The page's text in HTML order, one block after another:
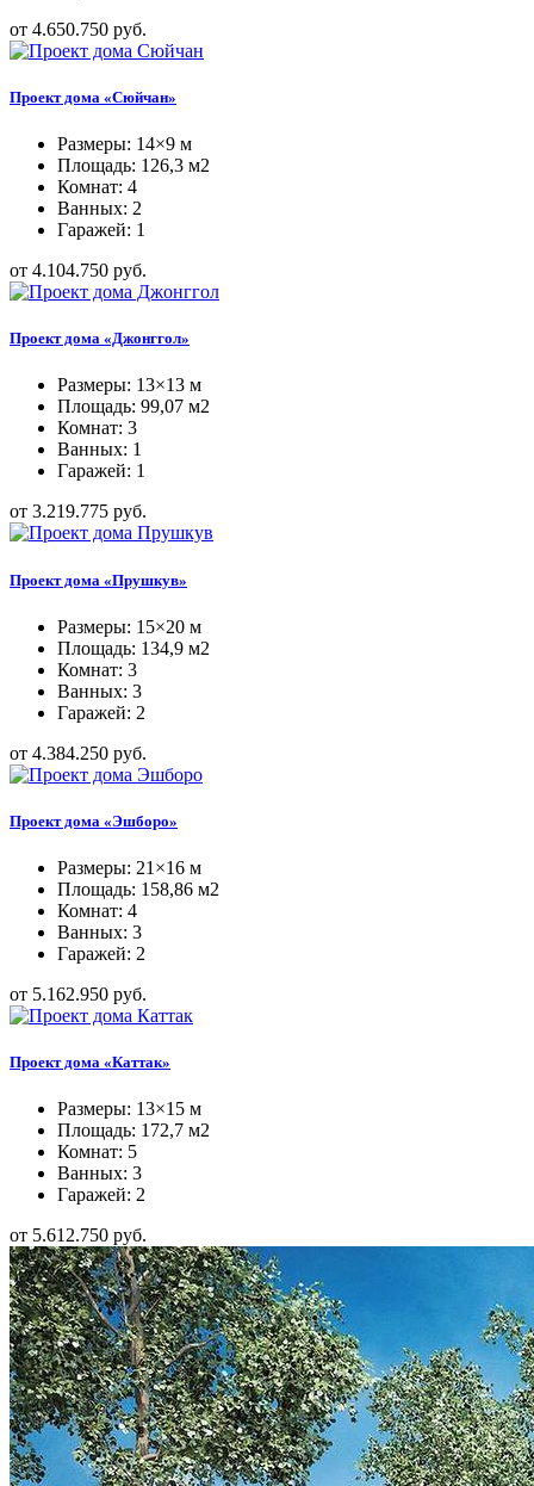
от 4.650.750 руб.
Проект дома «Сюйчан»
Размеры: 14×9 м
Площадь: 126,3 м2
Комнат: 4
Ванных: 2
Гаражей: 1
от 4.104.750 руб.
Проект дома «Джонггол»
Размеры: 13×13 м
Площадь: 99,07 м2
Комнат: 3
Ванных: 1
Гаражей: 1
от 3.219.775 руб.
Проект дома «Прушкув»
Размеры: 15×20 м
Площадь: 134,9 м2
Комнат: 3
Ванных: 3
Гаражей: 2
от 4.384.250 руб.
Проект дома «Эшборо»
Размеры: 21×16 м
Площадь: 158,86 м2
Комнат: 4
Ванных: 3
Гаражей: 2
от 5.162.950 руб.
Проект дома «Каттак»
Размеры: 13×15 м
Площадь: 172,7 м2
Комнат: 5
Ванных: 3
Гаражей: 2
от 5.612.750 руб.